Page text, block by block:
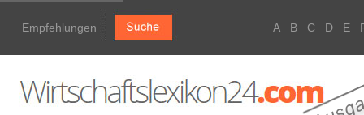
Empfehlungen A B C D E